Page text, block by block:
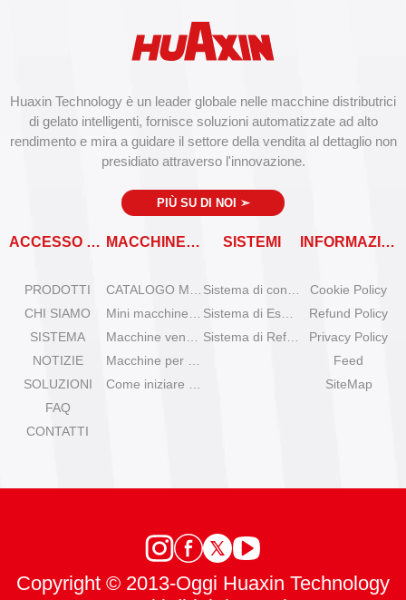
Huaxin Technology è un leader globale nelle macchine distributrici
di gelato intelligenti, fornisce soluzioni automatizzate ad alto
rendimento e mira a guidare il settore della vendita al dettaglio non
presidiato attraverso l'innovazione.
PIÙ SU DI NOI ➣
ACCESSO RAPIDO
PRODOTTI
CHI SIAMO
SISTEMA
NOTIZIE
SOLUZIONI
FAQ
CONTATTI
MACCHINE VENDITRICI SISTEMI INFORMAZIONI
Cookie Policy
Refund Policy
Privacy Policy
Feed
SiteMap
Copyright © 2013-Oggi Huaxin Technology